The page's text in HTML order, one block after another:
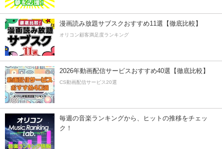
漫画読み放題サブスクおすすめ11選【徹底比較】
オリコン顧客満足度ランキング
2026年動画配信サービスおすすめ40選【徹底比較】
CS動画配信サービス20選
毎週の音楽ランキングから、ヒットの推移をチェッ
ク！